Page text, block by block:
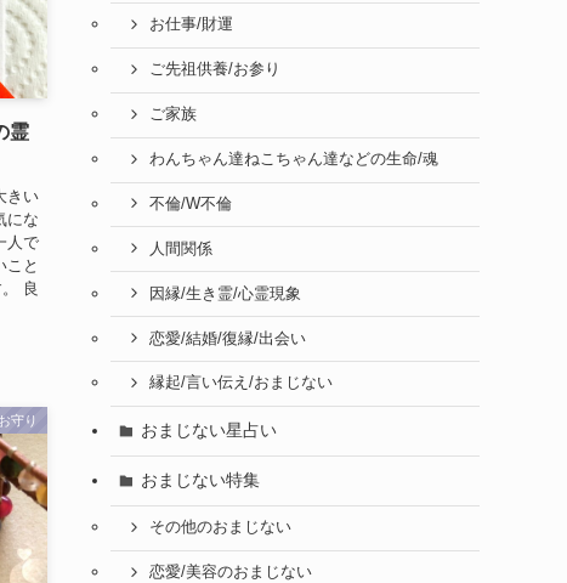
霊
きい
にな
人で
こと
良
守り
お仕事/財運
ご先祖供養/お参り
ご家族
わんちゃん達ねこちゃん達などの生命/魂
不倫/W不倫
人間関係
因縁/生き霊/心霊現象
恋愛/結婚/復縁/出会い
縁起/言い伝え/おまじない
おまじない星占い
おまじない特集
その他のおまじない
恋愛/美容のおまじない